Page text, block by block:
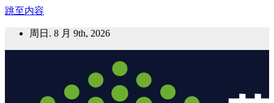
跳至内容
周日. 8 月 9th, 2026